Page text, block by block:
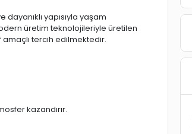
yapısıyla yaşam
üretim teknolojileriyle üretilen
amaçlı tercih edilmektedir.
kazandırır.